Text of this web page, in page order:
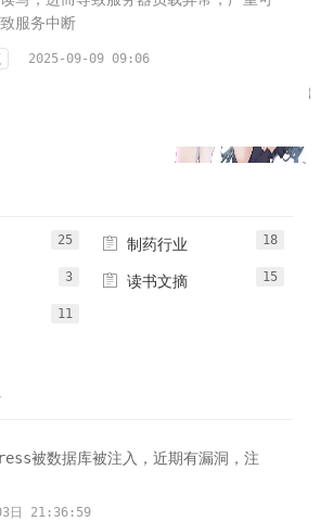
服务中断
2025-09-09 09:06
25  制药行业 18
3  读书文摘 15
11
被数据库被注入，近期有漏洞，注
日 21:36:59